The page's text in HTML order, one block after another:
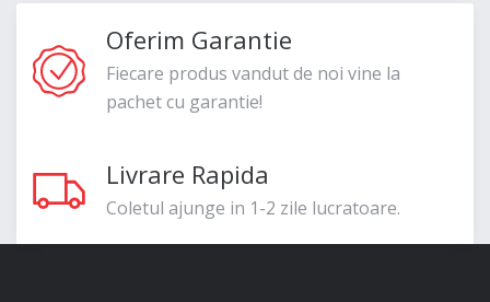
Oferim Garantie
Fiecare produs vandut de noi vine la
pachet cu garantie!
Livrare Rapida
Coletul ajunge in 1-2 zile lucratoare.